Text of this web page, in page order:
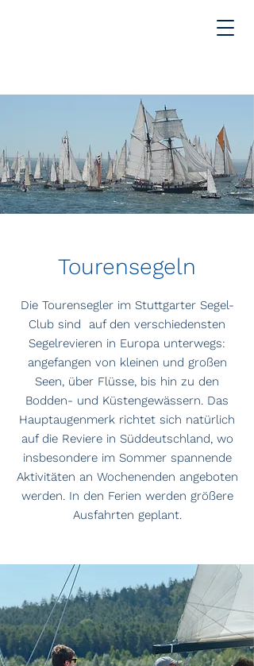
Tourensegeln
Die Tourensegler im Stuttgarter Segel-
Club sind auf den verschiedensten
Segelrevieren in Europa unterwegs:
angefangen von kleinen und großen
Seen, über Flüsse, bis hin zu den
Bodden- und Küstengewässern. Das
Hauptaugenmerk richtet sich natürlich
auf die Reviere in Süddeutschland, wo
insbesondere im Sommer spannende
Aktivitäten an Wochenenden angeboten
werden. In den Ferien werden größere
Ausfahrten geplant.